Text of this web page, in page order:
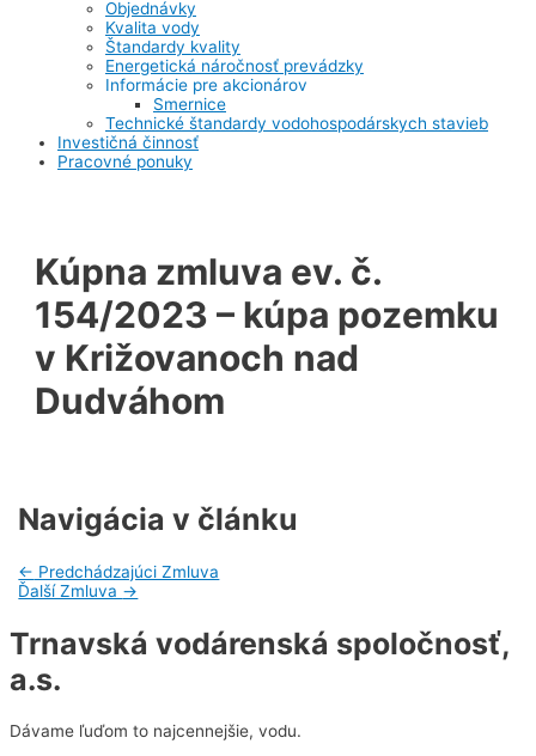
Objednávky
Kvalita vody
Štandardy kvality
Energetická náročnosť prevádzky
Informácie pre akcionárov
Smernice
Technické štandardy vodohospodárskych stavieb
Investičná činnosť
Pracovné ponuky
Kúpna zmluva ev. č.
154/2023 – kúpa pozemku
v Križovanoch nad
Dudváhom
Navigácia v článku
← Predchádzajúci Zmluva
Ďalší Zmluva →
Trnavská vodárenská spoločnosť,
a.s.
Dávame ľuďom to najcennejšie, vodu.